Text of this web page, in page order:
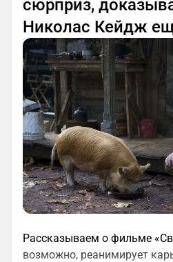
сюрприз,
Николас Кейдж
Рассказываем о фильме
возможно, реанимирует